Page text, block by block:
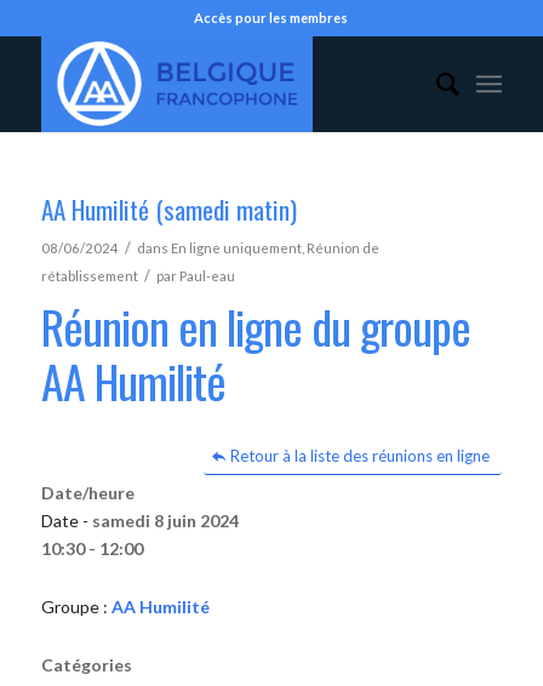
Accès pour les membres
AA Humilité (samedi matin)
08/06/2024 / dans En ligne uniquement, Réunion de
rétablissement / par Paul-eau
Réunion en ligne du groupe
AA Humilité
Retour à la liste des réunions en ligne
Date/heure
Date - samedi 8 juin 2024
10:30 - 12:00
Groupe : AA Humilité
Catégories